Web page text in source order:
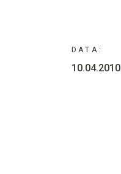
DATA:
10.04.2010